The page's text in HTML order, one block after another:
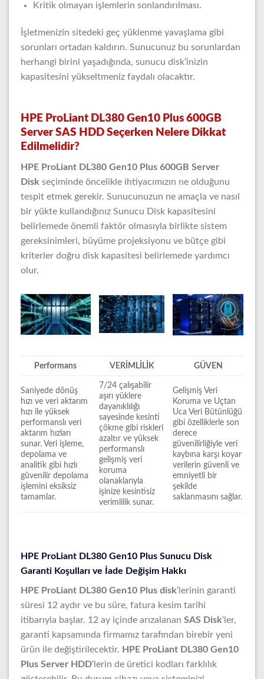
Kritik olmayan işlemlerin sonlandırılması.
İşletmenizin sitedeki geç yüklenme yavaşlama gibi
sorunları ortadan kaldırın. Sunucunuz bu sorunlardan
herhangi birini yaşadığında, sunucu disk’inizin
kapasitesini yükseltmeniz faydalı olacaktır.
HPE ProLiant DL380 Gen10 Plus 600GB
Server SAS HDD Seçerken Nelere Dikkat
Edilmelidir?
HPE ProLiant DL380 Gen10 Plus 600GB Server
Disk seçiminde öncelikle ihtiyacımızın ne olduğunu
tespit etmek gerekir. Sunucunuzun ne amaçla ve nasıl
bir yükte kullandığınız Sunucu Disk kapasitesini
belirlemede önemli faktör olmasıyla birlikte sistem
gereksinimleri, büyüme projeksiyonu ve bütçe gibi
kriterler doğru disk kapasitesi belirlemede yardımcı
olur.
Performans VERİMLİLİK GÜVEN
Saniyede dönüş
hızı ve veri aktarım
hızı ile yüksek
performanslı veri
aktarım hızları
sunar. Veri işleme,
depolama ve
analitik gibi hızlı
güvenilir depolama
işlemini eksiksiz
tamamlar.
7/24 çalışabilir
aşırı yüklere
dayanıklılığı
sayesinde kesinti
çökme gibi riskleri
azaltır ve yüksek
performanslı
gelişmiş veri
koruma
olanaklarıyla
işinize kesintisiz
verimlilik sunar.
Gelişmiş Veri
Koruma ve Uçtan
Uca Veri Bütünlüğü
gibi özelliklerle son
derece
güvenilirliğiyle veri
kaybına karşı koyar
verilerin güvenli ve
emniyetli bir
şekilde
saklanmasını sağlar.
HPE ProLiant DL380 Gen10 Plus Sunucu Disk
Garanti Koşulları ve İade Değişim Hakkı
HPE ProLiant DL380 Gen10 Plus disk‘lerinin garanti
süresi 12 aydır ve bu süre, fatura kesim tarihi
itibarıyla başlar. 12 ay içinde arızalanan SAS Disk‘ler,
garanti kapsamında firmamız tarafından birebir yeni
ürün ile değiştirilecektir. HPE ProLiant DL380 Gen10
Plus Server HDD‘lerin de üretici kodları farklılık